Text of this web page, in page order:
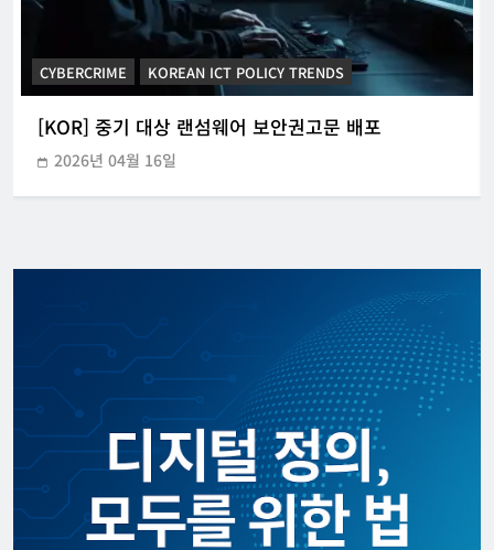
CYBERCRIME KOREAN ICT POLICY TRENDS
[KOR] 중기 대상 랜섬웨어 보안권고문 배포
2026년 04월 16일